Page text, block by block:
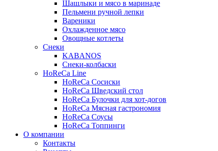
Шашлыки и мясо в маринаде
Пельмени ручной лепки
Вареники
Охлажденное мясо
Овощные котлеты
Снеки
KABANOS
Снеки-колбаски
HoReCa Line
HoReCa Сосиски
HoReCa Шведский стол
HoReCa Булочки для хот-догов
HoReCa Мясная гастрономия
HoReCa Соусы
HoReCa Топпинги
О компании
Контакты